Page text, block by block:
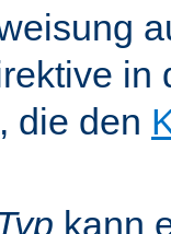
in
die den
kann